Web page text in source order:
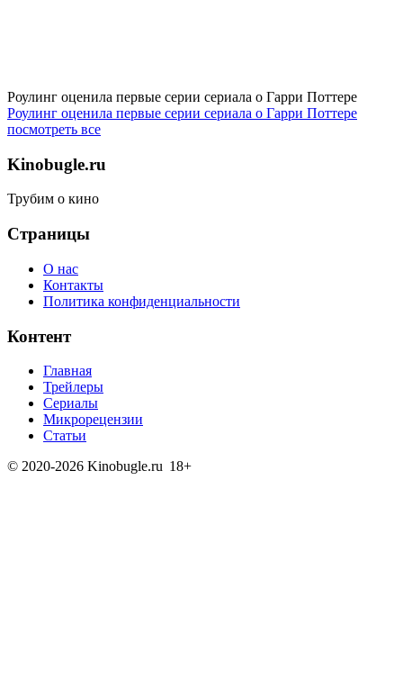
Роулинг оценила первые серии сериала о Гарри Поттере
Роулинг оценила первые серии сериала о Гарри Поттере
посмотреть все
Kinobugle.ru
Трубим о кино
Страницы
О нас
Контакты
Политика конфиденциальности
Контент
Главная
Трейлеры
Сериалы
Микрорецензии
Статьи
© 2020-2026 Kinobugle.ru 18+